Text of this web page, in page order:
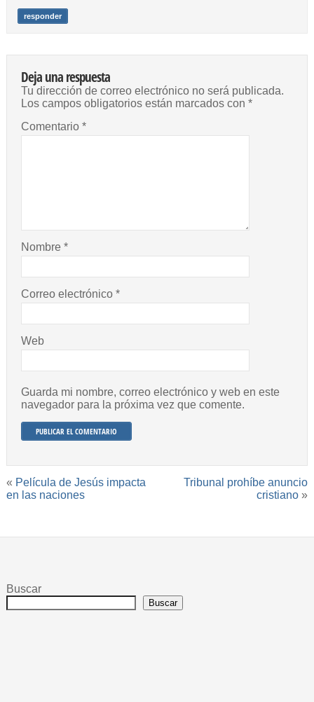
responder
Deja una respuesta
Tu dirección de correo electrónico no será publicada.
Los campos obligatorios están marcados con *
Comentario *
Nombre *
Correo electrónico *
Web
Guarda mi nombre, correo electrónico y web en este
navegador para la próxima vez que comente.
« Película de Jesús impacta
en las naciones
Tribunal prohíbe anuncio
cristiano »
Buscar
Buscar